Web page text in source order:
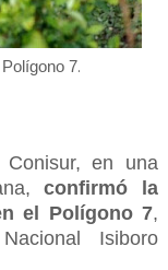
7.
en una
confirmó la
el Polígono 7,
Isiboro